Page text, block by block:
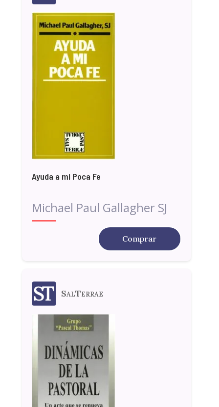
Ayuda a mi Poca Fe
Michael Paul Gallagher SJ
Comprar
SalTerrae